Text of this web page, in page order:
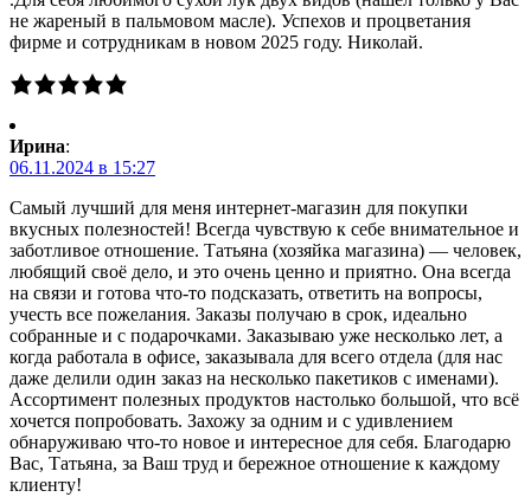
не жареный в пальмовом масле). Успехов и процветания
фирме и сотрудникам в новом 2025 году. Николай.
Ирина:
06.11.2024 в 15:27
Самый лучший для меня интернет-магазин для покупки
вкусных полезностей! Всегда чувствую к себе внимательное и
заботливое отношение. Татьяна (хозяйка магазина) — человек,
любящий своё дело, и это очень ценно и приятно. Она всегда
на связи и готова что-то подсказать, ответить на вопросы,
учесть все пожелания. Заказы получаю в срок, идеально
собранные и с подарочками. Заказываю уже несколько лет, а
когда работала в офисе, заказывала для всего отдела (для нас
даже делили один заказ на несколько пакетиков с именами).
Ассортимент полезных продуктов настолько большой, что всё
хочется попробовать. Захожу за одним и с удивлением
обнаруживаю что-то новое и интересное для себя. Благодарю
Вас, Татьяна, за Ваш труд и бережное отношение к каждому
клиенту!